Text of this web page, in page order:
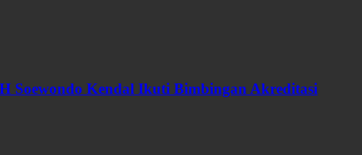
Soewondo Kendal Ikuti Bimbingan Akreditasi